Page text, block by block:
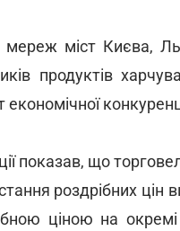
мереж міст Києва,
продуктів
показав, що
роздрібних
ціною на